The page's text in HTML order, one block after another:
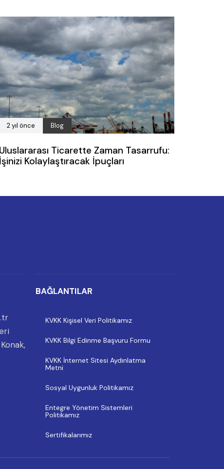
2 yıl önce Blog
Uluslararası Ticarette Zaman Tasarrufu:
İşinizi Kolaylaştıracak İpuçları
BAĞLANTILAR
KVKK Kişisel Veri Politikamız
KVKK Bilgi Edinme Başvuru Formu
KVKK İnternet Sitesi Aydınlatma
Metni
Sosyal Uygunluk Politikamız
Entegre Yönetim Sistemleri
Politikamız
Sertifikalarımız